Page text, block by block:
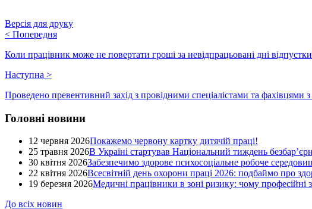
Версія для друку
< Попередня
Коли працівник може не повертати гроші за невідпрацьовані дні
Наступна >
Проведено превентивний захід з провідними спеціалістами та фахівцями
Головні новини
12 червня 2026Покажемо червону картку дитячій праці!
25 травня 2026В Україні стартував Національний тиждень
30 квітня 2026Забезпечимо здорове психосоціальне робоче
22 квітня 2026Всесвітній день охорони праці 2026: подбаймо про
19 березня 2026Медичні працівники в зоні ризику: чому
До всіх новин